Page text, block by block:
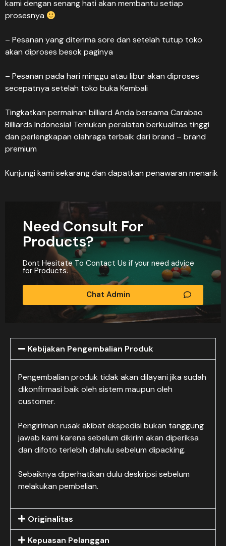
kami dengan senang hati akan membantu setiap
prosesnya
– Pesanan yang diterima sore dan setelah tutup toko
akan diproses besok paginya
– Pesanan pada hari minggu atau libur akan diproses
secepatnya setelah toko buka Kembali
Tingkatkan permainan billiard Anda bersama Carabao
Billiards Indonesia! Temukan peralatan berkualitas tinggi
dan perlengkapan olahraga terbaik dari brand – brand
premium
Kunjungi kami sekarang dan dapatkan penawaran menarik
Need Consult For
Products?
Dont Hesitate To Contact Us if your need advice
for Products.
Chat Admin
Kebijakan Pengembalian Produk
Pengembalian produk tidak akan dilayani jika sudah
dikonfirmasi baik oleh sistem maupun oleh
customer.
Pengiriman rusak akibat ekspedisi bukan tanggung
jawab kami karena sebelum dikirim akan diperiksa
dan difoto terlebih dahulu sebelum dipacking.
Sebaiknya diperhatikan dulu deskripsi sebelum
melakukan pembelian.
Originalitas
Kepuasan Pelanggan